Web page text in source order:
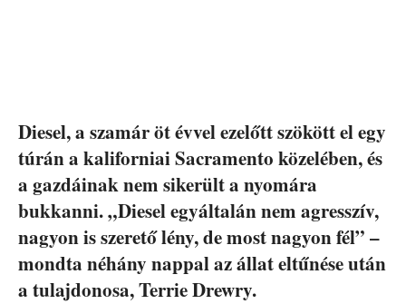
Diesel, a szamár öt évvel ezelőtt szökött el egy
túrán a kaliforniai Sacramento közelében, és
a gazdáinak nem sikerült a nyomára
bukkanni. „Diesel egyáltalán nem agresszív,
nagyon is szerető lény, de most nagyon fél” –
mondta néhány nappal az állat eltűnése után
a tulajdonosa, Terrie Drewry.